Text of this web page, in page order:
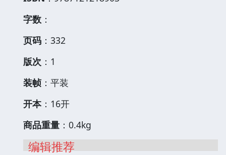
字数 ：
页码 ：332
版次 ：1
装帧 ：平装
开本：16开
商品重量 ：0.4kg
编辑推荐